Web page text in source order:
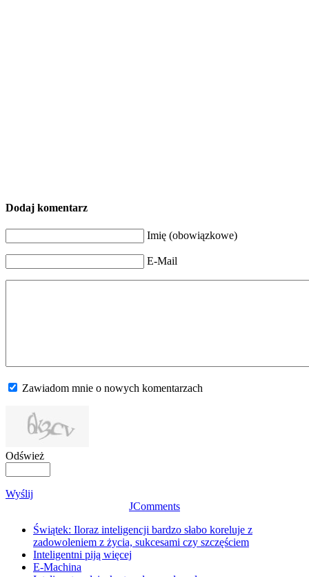
Dodaj komentarz
Imię (obowiązkowe)
E-Mail
Zawiadom mnie o nowych komentarzach
Odśwież
Wyślij
JComments
Świątek: Iloraz inteligencji bardzo słabo koreluje z
zadowoleniem z życia, sukcesami czy szczęściem
Inteligentni piją więcej
E-Machina